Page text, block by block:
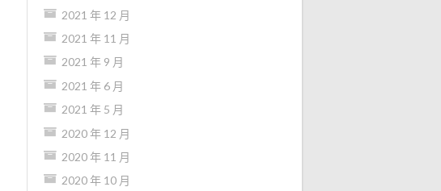
2021 年 12 月
2021 年 11 月
2021 年 9 月
2021 年 6 月
2021 年 5 月
2020 年 12 月
2020 年 11 月
2020 年 10 月